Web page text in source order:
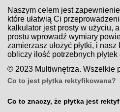
Naszym celem jest
które ułatwią Ci
kalkulator jest prosty w użyciu,
prostu wprowadź wymiary
zamierzasz ułożyć płytki, i
obliczy ilość potrzebnych
© 2023 Multiwnętrza. Wszelkie
Co to jest płytka rektyfikowana?
Co to znaczy, że płytka jest